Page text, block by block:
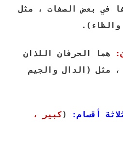
في بعض الصفات ، مثل
هما الحرفان اللذان
، مثل (الدال والجيم
أقسام: (كبير ،